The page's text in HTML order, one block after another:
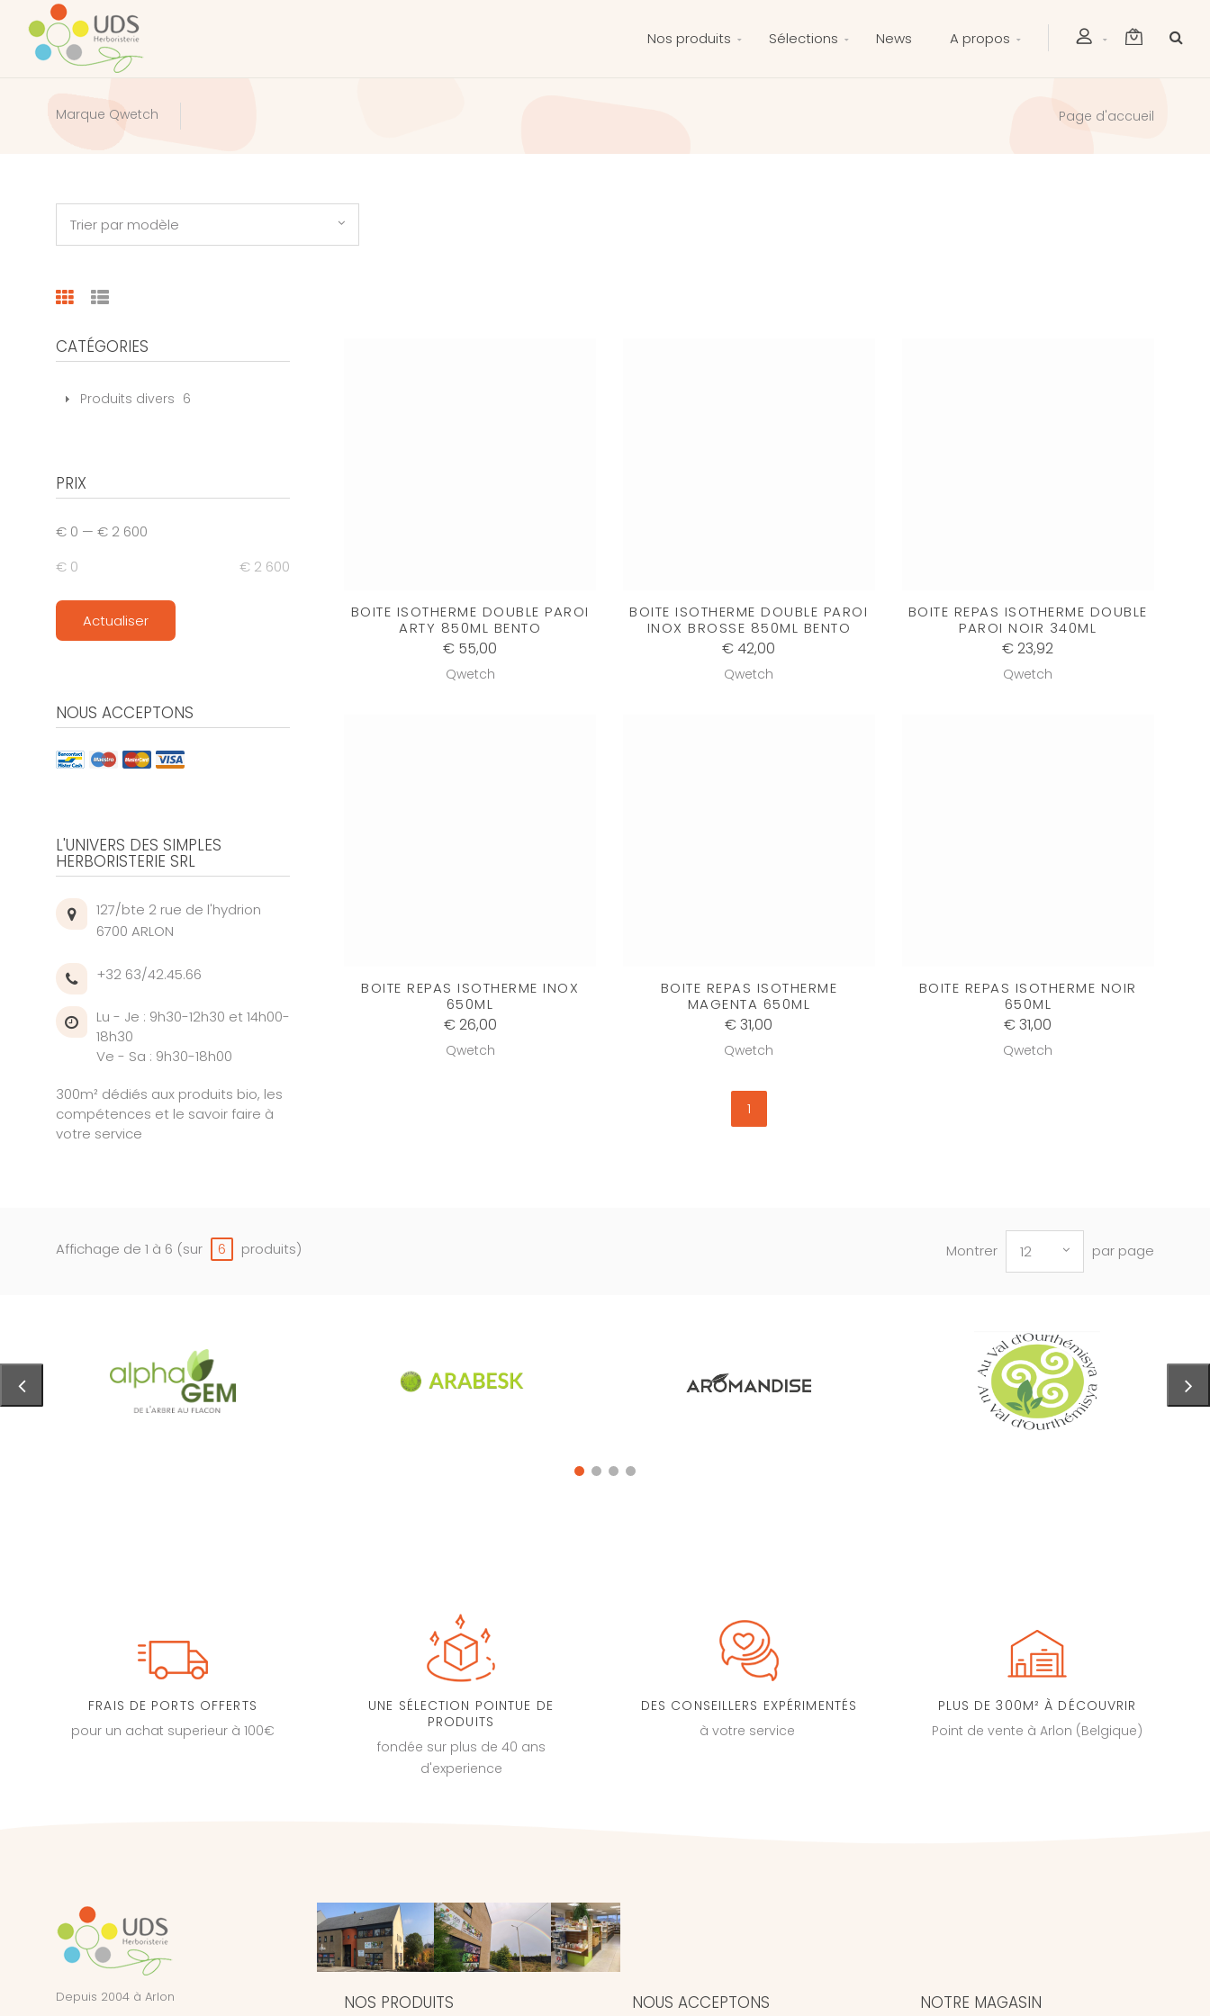
Nos produits Sélections News A propos
Marque Qwetch Page d'accueil
Trier par modèle
BOITE ISOTHERME DOUBLE PAROI
ARTY 850ML BENTO
€ 55,00
Qwetch
BOITE ISOTHERME DOUBLE PAROI
INOX BROSSE 850ML BENTO
€ 42,00
Qwetch
BOITE REPAS ISOTHERME DOUBLE
PAROI NOIR 340ML
€ 23,92
Qwetch
BOITE REPAS ISOTHERME INOX
650ML
€ 26,00
Qwetch
BOITE REPAS ISOTHERME
MAGENTA 650ML
€ 31,00
Qwetch
BOITE REPAS ISOTHERME NOIR
650ML
€ 31,00
Qwetch
1
CATÉGORIES
Produits divers 6
PRIX
€ 0 — € 2 600
€ 0
€ 2 600
Actualiser
NOUS ACCEPTONS
L'UNIVERS DES SIMPLES
HERBORISTERIE SRL
127/bte 2 rue de l'hydrion
6700 ARLON
+32 63/42.45.66
Lu - Je : 9h30-12h30 et 14h00-
18h30
Ve - Sa : 9h30-18h00
300m² dédiés aux produits bio, les
compétences et le savoir faire à
votre service
Affichage de 1 à 6 (sur 6 produits) Montrer 12 par page
FRAIS DE PORTS OFFERTS
pour un achat superieur à 100€
UNE SÉLECTION POINTUE DE
PRODUITS
fondée sur plus de 40 ans
d'experience
DES CONSEILLERS EXPÉRIMENTÉS
à votre service
PLUS DE 300M² À DÉCOUVRIR
Point de vente à Arlon (Belgique)
Depuis 2004 à Arlon NOS PRODUITS NOUS ACCEPTONS NOTRE MAGASIN